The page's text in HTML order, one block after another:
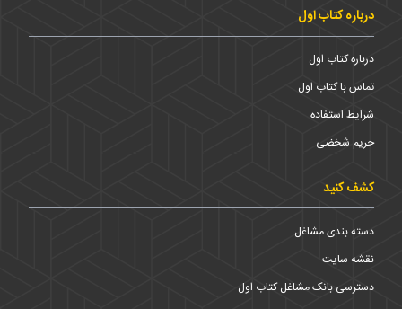
درباره کتاب اول
درباره کتاب اول
تماس با کتاب اول
شرایط استفاده
حریم شخضی
کشف کنید
دسته بندی مشاغل
نقشه سایت
دسترسی بانک مشاغل کتاب اول